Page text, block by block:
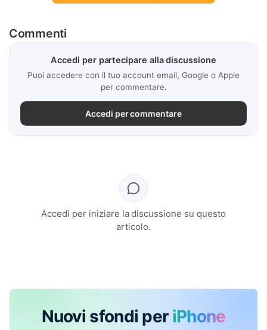
Commenti
Accedi per partecipare alla discussione
Puoi accedere con il tuo account email, Google o Apple
per commentare.
Accedi per commentare
Accedi per iniziare la discussione su questo
articolo.
Nuovi sfondi per iPhone